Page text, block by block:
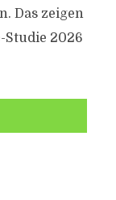
Das zeigen
Studie 2026